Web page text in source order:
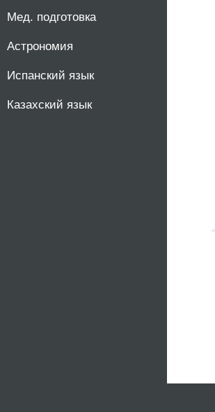
Мед. подготовка
Астрономия
Испанский язык
Казахский язык